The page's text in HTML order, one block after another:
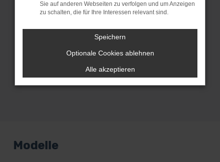
Hand und hatten entsprechend nur
einen Vorbesitzer. Es handelt sich um
einheimische Fahrzeuge und keine EU-
Importe und vor allem: unsere Ford
Gebrauchtwagen wurden im Vorfeld
gründlich geprüft und sind einwandfrei.
Darauf geben wir dir eine Garantie.
Modelle
Sie auf anderen Webseiten zu verfolgen und um Anzeigen
zu schalten, die für Ihre Interessen relevant sind.
Speichern
Optionale Cookies ablehnen
Alle akzeptieren